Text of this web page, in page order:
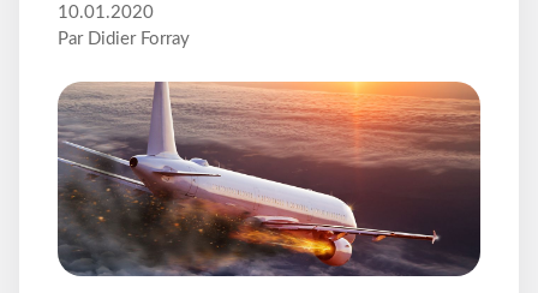
10.01.2020
Par Didier Forray